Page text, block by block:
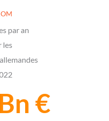
par an
les
€